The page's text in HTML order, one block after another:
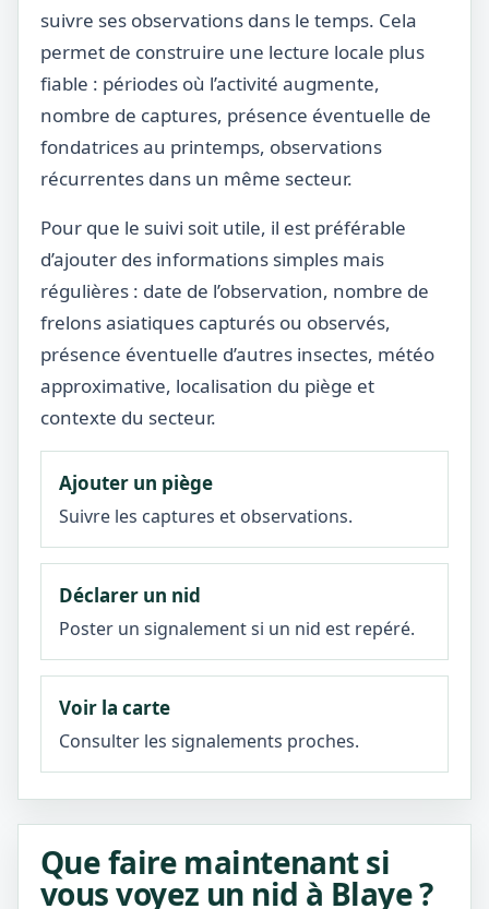
suivre ses observations dans le temps. Cela
permet de construire une lecture locale plus
fiable : périodes où l’activité augmente,
nombre de captures, présence éventuelle de
fondatrices au printemps, observations
récurrentes dans un même secteur.
Pour que le suivi soit utile, il est préférable
d’ajouter des informations simples mais
régulières : date de l’observation, nombre de
frelons asiatiques capturés ou observés,
présence éventuelle d’autres insectes, météo
approximative, localisation du piège et
contexte du secteur.
Ajouter un piège
Suivre les captures et observations.
Déclarer un nid
Poster un signalement si un nid est repéré.
Voir la carte
Consulter les signalements proches.
Que faire maintenant si
vous voyez un nid à Blaye ?